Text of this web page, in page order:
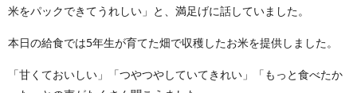
米をパックできてうれしい」と、満足げに話していました。
本日の給食では5年生が育てた畑で収穫したお米を提供しました。
「甘くておいしい」「つやつやしていてきれい」「もっと食べたか